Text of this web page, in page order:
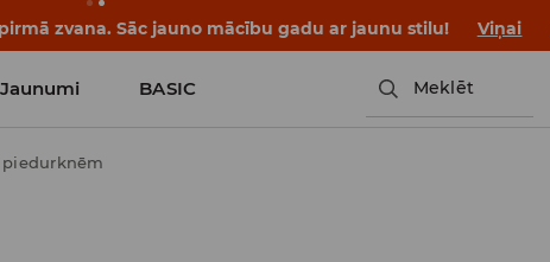
zvana. Sāc jauno mācību gadu ar jaunu stilu! Viņai
Jaunumi BASIC Meklēt